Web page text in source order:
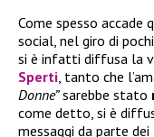
Come spesso accade
social, nel giro di
si è infatti diffusa la
Sperti , tanto che
Donne”sarebbe stato
come detto, si è
messaggi da parte